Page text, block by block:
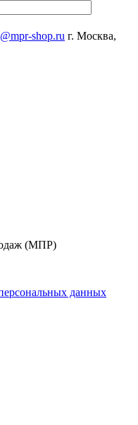
shop.ru г. Москва,
(МПР)
данных